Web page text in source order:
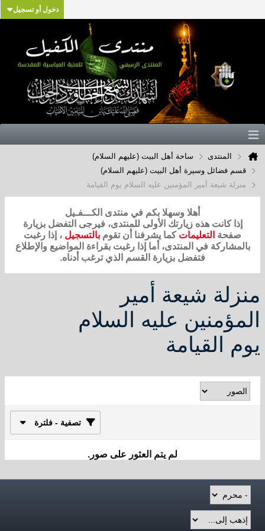
دخول أو تسجيل
المنتدى
ساحة أهل البيت (عليهم السلام)
قسم فضائل وسيرة أهل البيت (عليهم السلام)
منزلة شيعة أمير المؤمنين عليه السلام يوم القيامة
أهلا وسهلا بكم في منتدى الكـــفـيل
إذا كانت هذه زيارتك الأولى للمنتدى، فيرجى التفضل بزيارة
صفحة التعليمات كما يشرفنا أن تقوم بالتسجيل ، إذا رغبت
بالمشاركة في المنتدى، أما إذا رغبت بقراءة المواضيع والإطلاع
فتفضل بزيارة القسم الذي ترغب أدناه.
منزلة شيعة أمير
المؤمنين عليه السلام
يوم القيامة
تصفية - فلترة
لم يتم العثور على صور.